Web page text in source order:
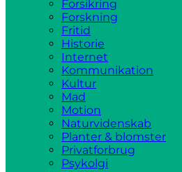
Forsikring
Forskning
Fritid
Historie
Internet
Kommunikation
Kultur
Mad
Motion
Naturvidenskab
Planter & blomster
Privatforbrug
Psykolgi